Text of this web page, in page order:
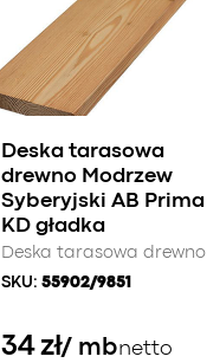
Deska tarasowa
drewno Modrzew
Syberyjski AB Prima
KD gładka
Deska tarasowa drewno
SKU: 55902/9851
34zł/ mbnetto